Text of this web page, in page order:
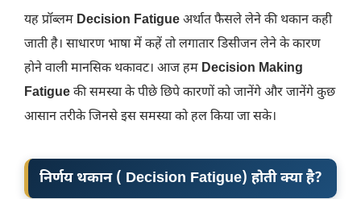
यह प्रॉब्लम Decision Fatigueअर्थात फैसले लेने की थकान कही
जाती है। साधारण भाषा में कहें तो लगातार डिसीजन लेने के कारण
होने वाली मानसिक थकावट। आज हम Decision Making
Fatigueकीसमस्या के पीछे छिपे कारणों को जानेंगे और जानेंगे कुछ
आसान तरीके जिनसे इस समस्या को हल किया जा सके।
निर्णय थकान ( Decision Fatigue) होती क्या है?